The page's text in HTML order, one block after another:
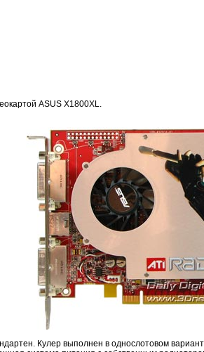
ASUS X1800XL.
Кулер выполнен в однослотовом